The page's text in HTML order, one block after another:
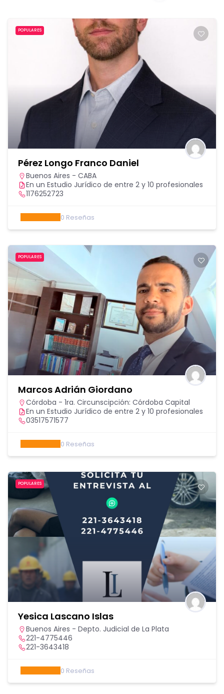
POPULARES
Pérez Longo Franco Daniel
Buenos Aires - CABA
En un Estudio Jurídico de entre 2 y 10 profesionales
1176252723
0 Reseñas
POPULARES
Marcos Adrián Giordano
Córdoba - 1ra. Circunscipción: Córdoba Capital
En un Estudio Jurídico de entre 2 y 10 profesionales
03517571577
0 Reseñas
POPULARES
Yesica Lascano Islas
Buenos Aires - Depto. Judicial de La Plata
221-4775446
221-3643418
0 Reseñas